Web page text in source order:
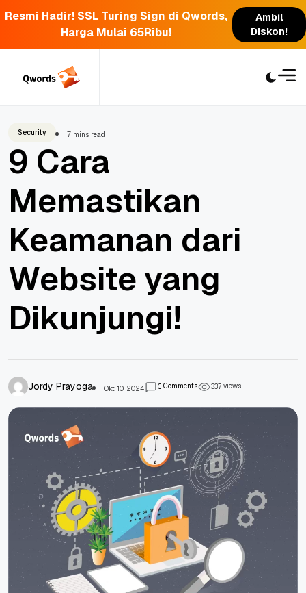
Resmi Hadir! SSL Turing Sign di Qwords,
Harga Mulai 65Ribu!
Ambil
Diskon!
Security 7 mins read
9 Cara
Memastikan
Keamanan dari
Website yang
Dikunjungi!
Jordy Prayoga Okt 10, 2024 0Comments 337views